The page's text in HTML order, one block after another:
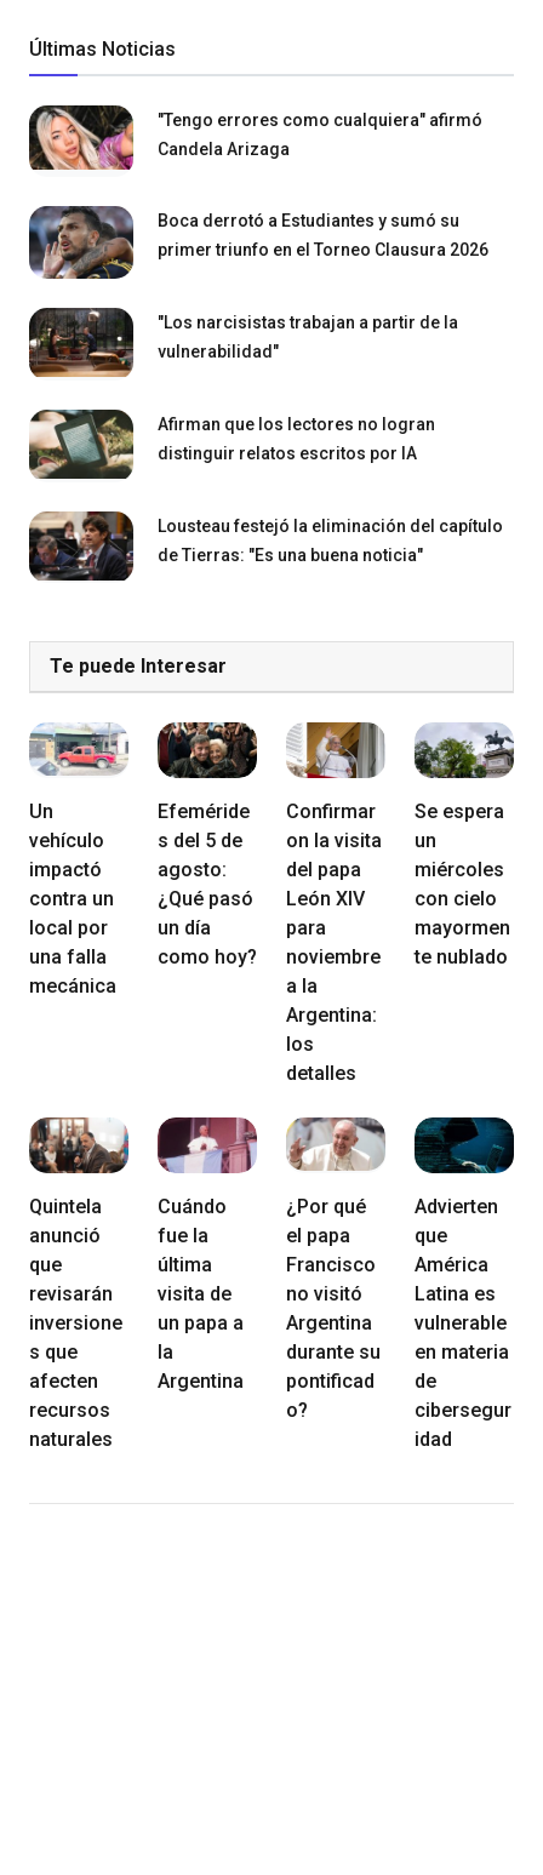
Últimas Noticias
"Tengo errores como cualquiera" afirmó
Candela Arizaga
Boca derrotó a Estudiantes y sumó su
primer triunfo en el Torneo Clausura 2026
"Los narcisistas trabajan a partir de la
vulnerabilidad"
Afirman que los lectores no logran
distinguir relatos escritos por IA
Lousteau festejó la eliminación del capítulo
de Tierras: "Es una buena noticia"
Te puede Interesar
Un
vehículo
impactó
contra un
local por
una falla
mecánica
Efeméride
s del 5 de
agosto:
¿Qué pasó
un día
como hoy?
Confirmar
on la visita
del papa
León XIV
para
noviembre
a la
Argentina:
los
detalles
Se espera
un
miércoles
con cielo
mayormen
te nublado
Quintela
anunció
que
revisarán
inversione
s que
afecten
recursos
naturales
Cuándo
fue la
última
visita de
un papa a
la
Argentina
¿Por qué
el papa
Francisco
no visitó
Argentina
durante su
pontificad
o?
Advierten
que
América
Latina es
vulnerable
en materia
de
cibersegur
idad